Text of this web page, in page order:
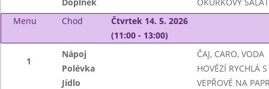
Menu
Chod
Čtvrtek 14. 5. 2026
(11:00 - 13:00)
1
Nápoj
ČAJ, CARO, VODA
Polévka
HOVĚZÍ RYCHLÁ S
Jídlo
VEPŘOVÉ NA